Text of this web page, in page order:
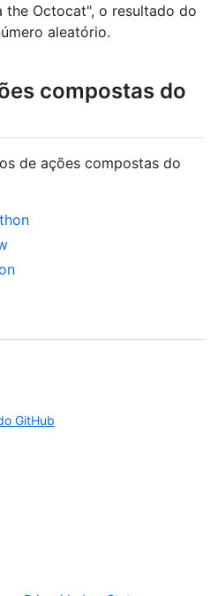
the Octocat", o resultado do
aleatório.
compostas do
de ações compostas do
GitHub